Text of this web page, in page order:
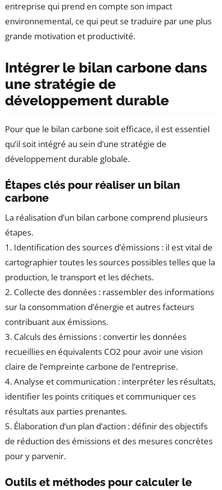
entreprise qui prend en compte son impact
environnemental, ce qui peut se traduire par une plus
grande motivation et productivité.
Intégrer le bilan carbone dans
une stratégie de
développement durable
Pour que le bilan carbone soit efficace, il est essentiel
qu’il soit intégré au sein d’une stratégie de
développement durable globale.
Étapes clés pour réaliser un bilan
carbone
La réalisation d’un bilan carbone comprend plusieurs
étapes.
1. Identification des sources d’émissions : il est vital de
cartographier toutes les sources possibles telles que la
production, le transport et les déchets.
2. Collecte des données : rassembler des informations
sur la consommation d’énergie et autres facteurs
contribuant aux émissions.
3. Calculs des émissions : convertir les données
recueillies en équivalents CO2 pour avoir une vision
claire de l’empreinte carbone de l’entreprise.
4. Analyse et communication : interpréter les résultats,
identifier les points critiques et communiquer ces
résultats aux parties prenantes.
5. Élaboration d’un plan d’action : définir des objectifs
de réduction des émissions et des mesures concrètes
pour y parvenir.
Outils et méthodes pour calculer le